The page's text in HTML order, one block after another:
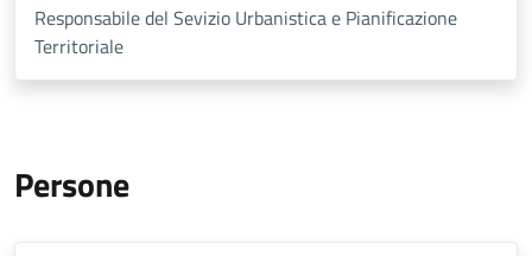
Responsabile del Sevizio Urbanistica e Pianificazione
Territoriale
Persone